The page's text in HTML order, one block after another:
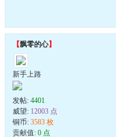
【飘零的心】
新手上路
发帖: 4401
威望: 12003 点
铜币: 3583 枚
贡献值: 0 点